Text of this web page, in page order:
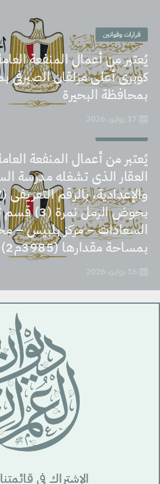
قرارات وقوانين
يُعتبر من أعمال المنفعة
كوبرى أعلى مزلقان الصيرفى
بمحافظة البحيرة
17 يوليو، 2026
يُعتبر من أعمال المنفعة
العقار الذى تشغله مدرسة
بحوض الرمل
السعادات – مركز بلبيس –
بمساحة مقدارها (3985م2) تقريبًا.
16 يوليو، 2026
الإشتراك في